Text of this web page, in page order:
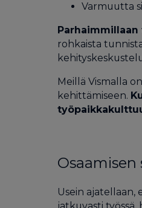
Varmuutta
rohkaista
Meillä Vismalla
kehittämiseen.
Usein